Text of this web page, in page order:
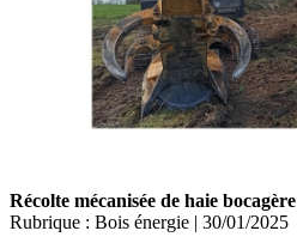
Récolte mécanisée de haie bocagère
Rubrique : Bois énergie | 30/01/2025